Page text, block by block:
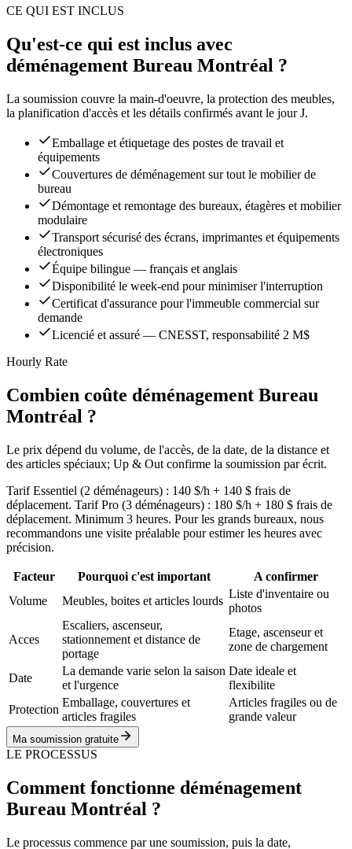
CE QUI EST INCLUS
Qu'est-ce qui est inclus avec
déménagement Bureau Montréal ?
La soumission couvre la main-d'oeuvre, la protection des meubles,
la planification d'accès et les détails confirmés avant le jour J.
Emballage et étiquetage des postes de travail et
équipements
Couvertures de déménagement sur tout le mobilier de
bureau
Démontage et remontage des bureaux, étagères et mobilier
modulaire
Transport sécurisé des écrans, imprimantes et équipements
électroniques
Équipe bilingue — français et anglais
Disponibilité le week-end pour minimiser l'interruption
Certificat d'assurance pour l'immeuble commercial sur
demande
Licencié et assuré — CNESST, responsabilité 2 M$
Hourly Rate
Combien coûte déménagement Bureau
Montréal ?
Le prix dépend du volume, de l'accès, de la date, de la distance et
des articles spéciaux; Up & Out confirme la soumission par écrit.
Tarif Essentiel (2 déménageurs) : 140 $/h + 140 $ frais de
déplacement. Tarif Pro (3 déménageurs) : 180 $/h + 180 $ frais de
déplacement. Minimum 3 heures. Pour les grands bureaux, nous
recommandons une visite préalable pour estimer les heures avec
précision.
Facteur Pourquoi c'est important
A confirmer
Volume
Meubles, boites et articles lourds
Liste d'inventaire ou
photos
Acces
Escaliers, ascenseur,
stationnement et distance de
portage
Etage, ascenseur et
zone de chargement
Date
La demande varie selon la saison
et l'urgence
Date ideale et
flexibilite
Protection
Emballage, couvertures et
articles fragiles
Articles fragiles ou de
grande valeur
Ma soumission gratuite
LE PROCESSUS
Comment fonctionne déménagement
Bureau Montréal ?
Le processus commence par une soumission, puis la date,